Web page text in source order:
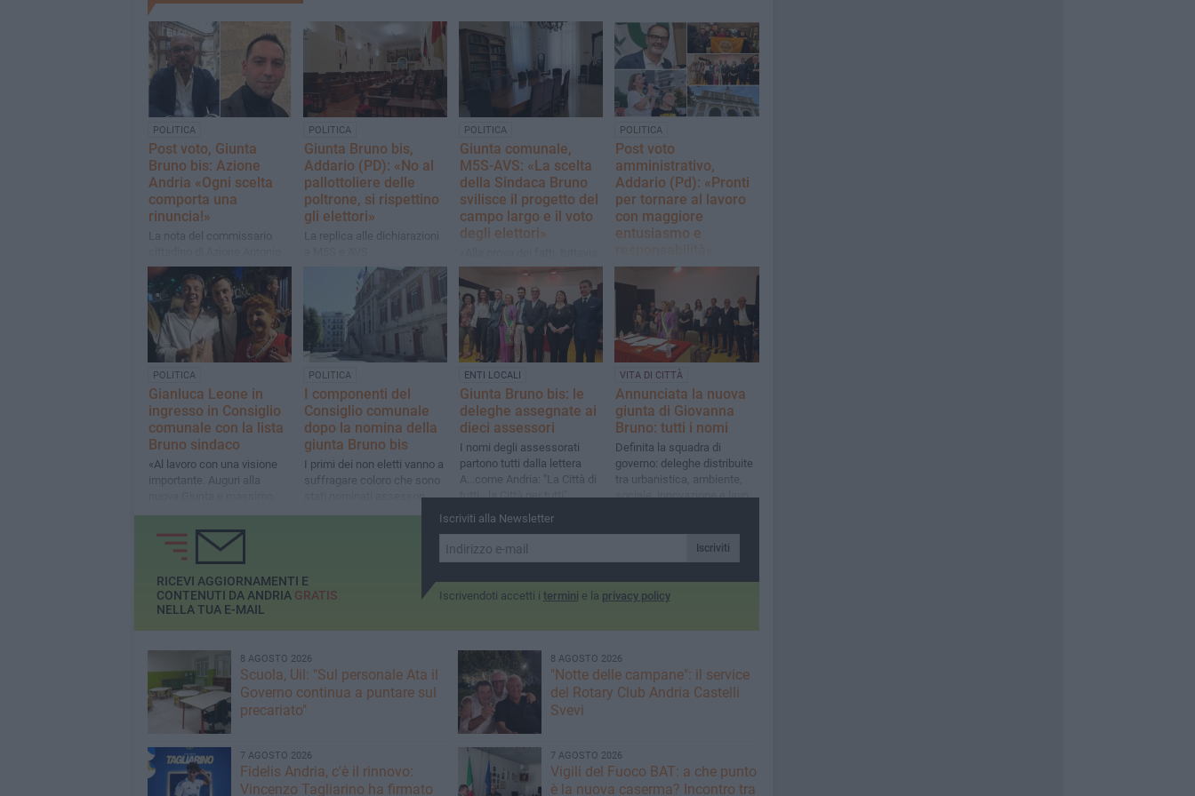
POLITICA
Post voto, Giunta
Bruno bis: Azione
Andria «Ogni scelta
comporta una
rinuncia!»
La nota del commissario
Nespoli e del consigliere
eletto Gianluca Grumo
POLITICA
Giunta Bruno bis,
Addario (PD): «No al
pallottoliere delle
poltrone, si rispettino
gli elettori»
La replica alle dichiarazioni
POLITICA
Giunta comunale,
M5S-AVS: «La scelta
della Sindaca Bruno
svilisce il progetto del
campo largo e il voto
degli elettori»
la Sindaca Bruno ha
disatteso la nostra
prospettiva politica»
POLITICA
Post voto
amministrativo,
Addario (Pd): «Pronti
per tornare al lavoro
con maggiore
entusiasmo e
Il commento di Giovanni
Addario, Segretario Circolo
Partito Democratico di
Andria
POLITICA
Gianluca Leone in
ingresso in Consiglio
comunale con la lista
Bruno sindaco
«Al lavoro con una visione
importante. Auguri alla
coinvolgimento per tutta la
nostra lista»
POLITICA
I componenti del
Consiglio comunale
dopo la nomina della
giunta Bruno bis
I primi dei non eletti vanno a
suffragare coloro che sono
stati nominati assessori
ENTI LOCALI
Giunta Bruno bis: le
deleghe assegnate ai
dieci assessori
I nomi degli assessorati
partono tutti dalla lettera
A...come Andria: "La Città di
tutti - la Città per tutti"
VITA DI CITTÀ
Annunciata la nuova
giunta di Giovanna
Bruno: tutti i nomi
Definita la squadra di
governo: deleghe distribuite
tra urbanistica, ambiente,
sociale, innovazione e lavori
Iscriviti alla Newsletter
Iscriviti
Iscrivendoti accetti i termini e la privacy policy
RICEVI AGGIORNAMENTI E
CONTENUTI DA ANDRIA GRATIS
NELLA TUA E-MAIL
8 AGOSTO 2026
Scuola, Uil: "Sul personale Ata il
Governo continua a puntare sul
precariato"
8 AGOSTO 2026
"Notte delle campane": il service
del Rotary Club Andria Castelli
Svevi
7 AGOSTO 2026
Fidelis Andria, c'è il rinnovo:
Vincenzo Tagliarino ha firmato
7 AGOSTO 2026
​Vigili del Fuoco BAT: a che punto
è la nuova caserma? Incontro tra